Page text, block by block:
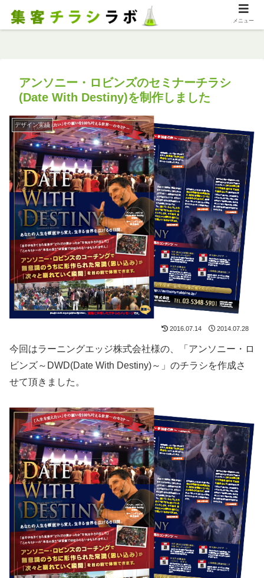
アンソニー・ロビンズのセミナーチラシ
(Date With Destiny)を制作しました
デザイン実績
2016.07.14 2014.07.28
今回はラーニングエッジ株式会社様の、「アンソニー・ロ
ビンズ～DWD(Date With Destiny)～」のチラシを作成さ
せて頂きました。
メニュー